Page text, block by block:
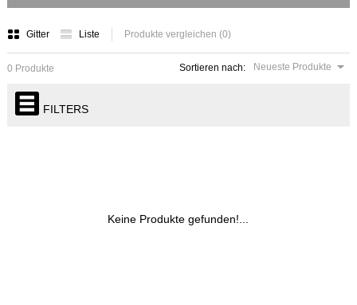
Gitter Liste Produkte vergleichen (0)
Sortieren nach: Neueste Produkte
0 Produkte
FILTERS
Keine Produkte gefunden!...